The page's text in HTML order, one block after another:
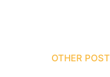
OTHER POST